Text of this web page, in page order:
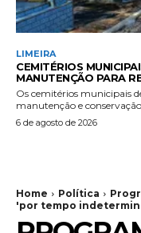
LIMEIRA
CEMITÉRIOS
MANUTENÇÃO PARA
Os cemitérios municipais
manutenção e conservação
6 de agosto de 2026